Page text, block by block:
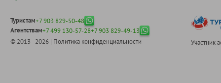
Туристам+7 903 829-50-48
Агентствам+7 499 130-57-28+7 903 829-49-13
© 2013 - 2026 | Политика конфиденциальности Участник